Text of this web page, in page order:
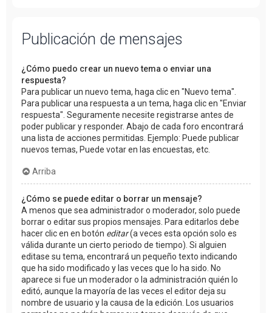
Publicación de mensajes
¿Cómo puedo crear un nuevo tema o enviar una
respuesta?
Para publicar un nuevo tema, haga clic en "Nuevo tema".
Para publicar una respuesta a un tema, haga clic en "Enviar
respuesta". Seguramente necesite registrarse antes de
poder publicar y responder. Abajo de cada foro encontrará
una lista de acciones permitidas. Ejemplo: Puede publicar
nuevos temas, Puede votar en las encuestas, etc.
Arriba
¿Cómo se puede editar o borrar un mensaje?
A menos que sea administrador o moderador, solo puede
borrar o editar sus propios mensajes. Para editarlos debe
hacer clic en en botón editar(a veces esta opción solo es
válida durante un cierto periodo de tiempo). Si alguien
editase su tema, encontrará un pequeño texto indicando
que ha sido modificado y las veces que lo ha sido. No
aparece si fue un moderador o la administración quién lo
editó, aunque la mayoría de las veces el editor deja su
nombre de usuario y la causa de la edición. Los usuarios